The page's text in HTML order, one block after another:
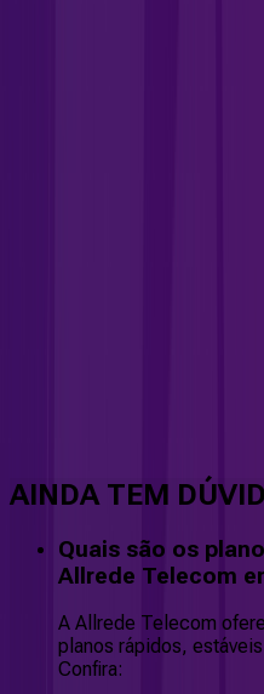
AINDA TEM
Quais são os
Allrede Telecom
A Allrede Telecom
planos rápidos,
Confira: